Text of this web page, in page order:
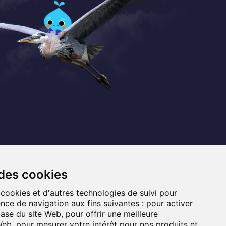
cookies
et d'autres technologies de suivi pour
de navigation aux fins suivantes : pour activer
du site Web, pour offrir une meilleure
Allée du Bois des Rêves 1,
1340 Ottignies-Louvain-la-Neuve